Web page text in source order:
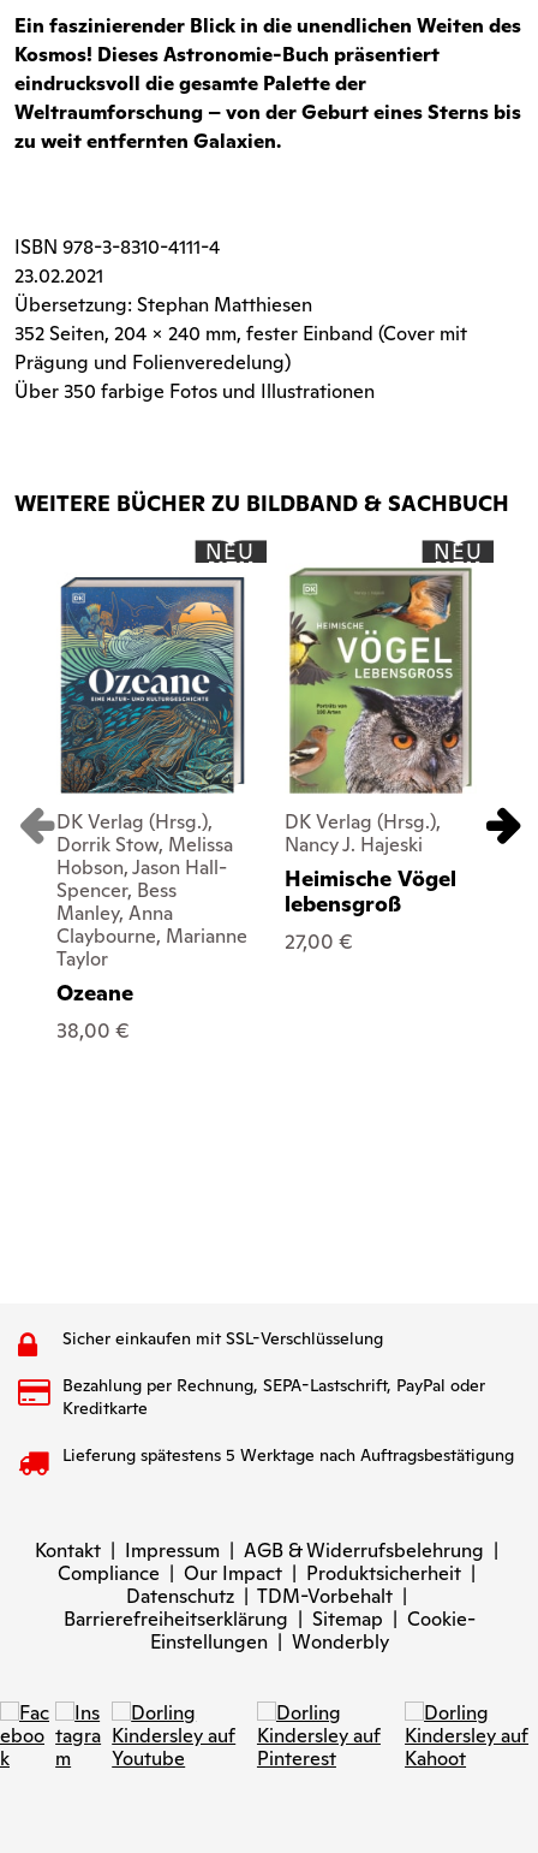
Ein faszinierender Blick in die unendlichen Weiten des
Kosmos! Dieses Astronomie-Buch präsentiert
eindrucksvoll die gesamte Palette der
Weltraumforschung – von der Geburt eines Sterns bis
zu weit entfernten Galaxien.
ISBN 978-3-8310-4111-4
23.02.2021
Übersetzung: Stephan Matthiesen
352 Seiten, 204 x 240 mm, fester Einband (Cover mit
Prägung und Folienveredelung)
Über 350 farbige Fotos und Illustrationen
WEITERE BÜCHER ZU BILDBAND & SACHBUCH
NEU
DK Verlag (Hrsg.),
Dorrik Stow, Melissa
Hobson, Jason Hall-
Spencer, Bess
Manley, Anna
Claybourne, Marianne
Taylor
Ozeane
38,00 €
NEU
DK Verlag (Hrsg.),
Nancy J. Hajeski
Heimische Vögel
lebensgroß
27,00 €
Sicher einkaufen mit SSL-Verschlüsselung
Bezahlung per Rechnung, SEPA-Lastschrift, PayPal oder
Kreditkarte
Lieferung spätestens 5 Werktage nach Auftragsbestätigung
Kontakt | Impressum | AGB & Widerrufsbelehrung |
Compliance | Our Impact | Produktsicherheit |
Datenschutz | TDM-Vorbehalt |
Barrierefreiheitserklärung | Sitemap | Cookie-
Einstellungen| Wonderbly